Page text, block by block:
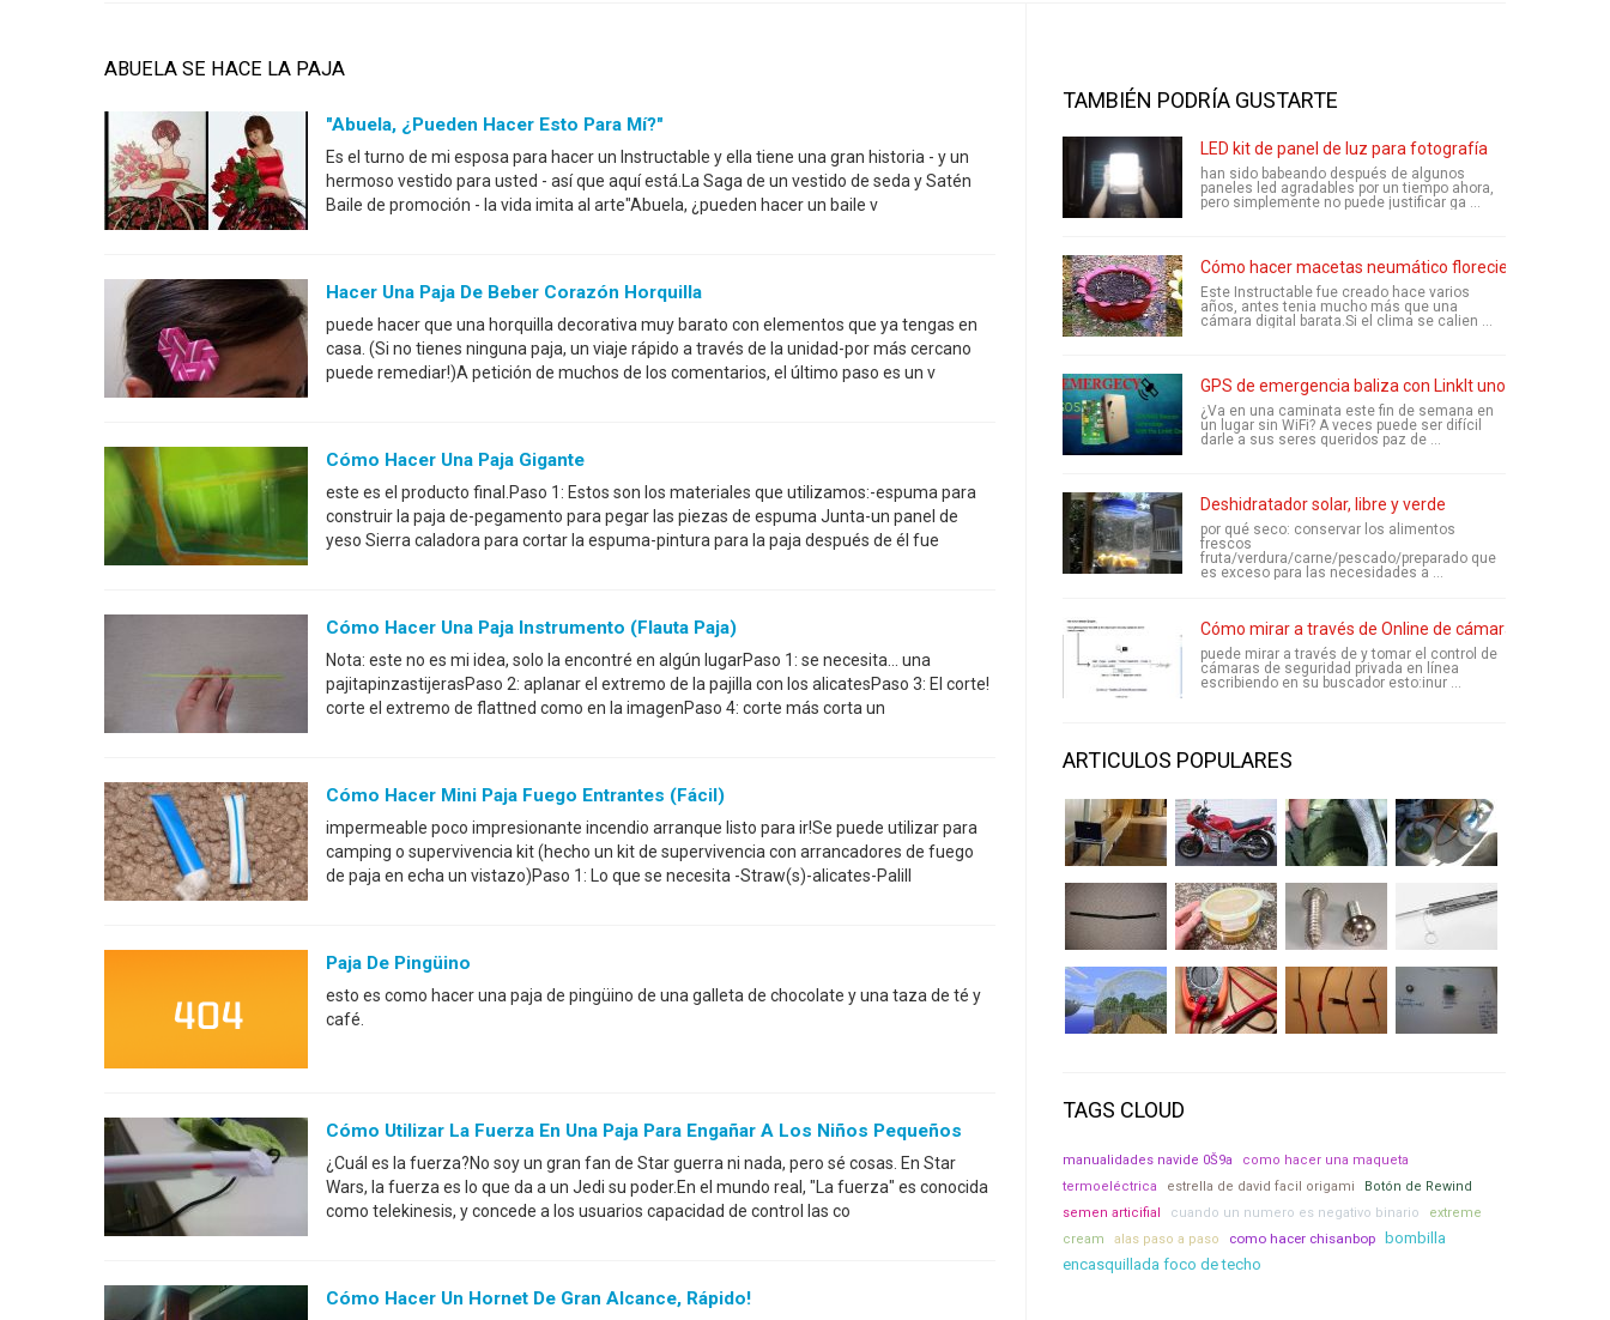
ABUELA SE HACE LA PAJA
"Abuela, ¿pueden Hacer Esto Para Mí?"
Es el turno de mi esposa para hacer un Instructable y ella tiene una gran historia - y un
hermoso vestido para usted - así que aquí está.La Saga de un vestido de seda y Satén
Baile de promoción - la vida imita al arte"Abuela, ¿pueden hacer un baile v
Hacer Una Paja De Beber Corazón Horquilla
puede hacer que una horquilla decorativa muy barato con elementos que ya tengas en
casa. (Si no tienes ninguna paja, un viaje rápido a través de la unidad-por más cercano
puede remediar!)A petición de muchos de los comentarios, el último paso es un v
Cómo Hacer Una Paja Gigante
este es el producto final.Paso 1: Estos son los materiales que utilizamos:-espuma para
construir la paja de-pegamento para pegar las piezas de espuma Junta-un panel de
yeso Sierra caladora para cortar la espuma-pintura para la paja después de él fue
Cómo Hacer Una Paja Instrumento (flauta Paja)
Nota: este no es mi idea, solo la encontré en algún lugarPaso 1: se necesita... una
pajitapinzastijerasPaso 2: aplanar el extremo de la pajilla con los alicatesPaso 3: El corte!
corte el extremo de flattned como en la imagenPaso 4: corte más corta un
Cómo Hacer Mini Paja Fuego Entrantes (fácil)
impermeable poco impresionante incendio arranque listo para ir!Se puede utilizar para
camping o supervivencia kit (hecho un kit de supervivencia con arrancadores de fuego
de paja en echa un vistazo)Paso 1: Lo que se necesita -Straw(s)-alicates-Palill
Paja De Pingüino
esto es como hacer una paja de pingüino de una galleta de chocolate y una taza de té y
café.
Cómo Utilizar La Fuerza En Una Paja Para Engañar A Los Niños Pequeños
¿Cuál es la fuerza?No soy un gran fan de Star guerra ni nada, pero sé cosas. En Star
Wars, la fuerza es lo que da a un Jedi su poder.En el mundo real, "La fuerza" es conocida
como telekinesis, y concede a los usuarios capacidad de control las co
Cómo Hacer Un Hornet De Gran Alcance, Rápido!
TAMBIÉN PODRÍA GUSTARTE
LED kit de panel de luz para fotografía
han sido babeando después de algunos
paneles led agradables por un tiempo ahora,
pero simplemente no puede justificar ga ...
Cómo hacer macetas neumático floreciendo...
Este Instructable fue creado hace varios
años, antes tenia mucho más que una
cámara digital barata.Si el clima se calien ...
GPS de emergencia baliza con LinkIt uno
¿Va en una caminata este fin de semana en
un lugar sin WiFi? A veces puede ser difícil
darle a sus seres queridos paz de ...
Deshidratador solar, libre y verde
por qué seco: conservar los alimentos
frescos
fruta/verdura/carne/pescado/preparado que
es exceso para las necesidades a ...
Cómo mirar a través de Online de cámaras de
puede mirar a través de y tomar el control de
cámaras de seguridad privada en línea
escribiendo en su buscador esto:inur ...
ARTICULOS POPULARES
TAGS CLOUD
manualidades navide 0Š9a
como hacer una maqueta
termoeléctrica
estrella de david facil origami
Botón de Rewind
semen articifial
cuando un numero es negativo binario
extreme
cream
alas paso a paso como hacer chisanbop
bombilla
encasquillada foco de techo